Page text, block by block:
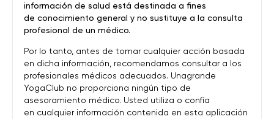
información de salud está destinada a fines
de conocimiento general y no sustituye a la consulta
profesional de un médico.
Por lo tanto, antes de tomar cualquier acción basada
en dicha información, recomendamos consultar a los
profesionales médicos adecuados. Unagrande
YogaClub no proporciona ningún tipo de
asesoramiento médico. Usted utiliza o confía
en cualquier información contenida en esta aplicación